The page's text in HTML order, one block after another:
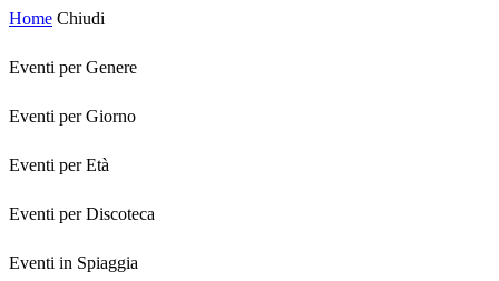
Home Chiudi
Eventi per Genere
Eventi per Giorno
Eventi per Età
Eventi per Discoteca
Eventi in Spiaggia